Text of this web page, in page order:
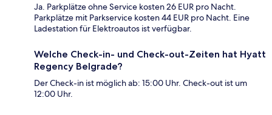
Ja. Parkplätze ohne Service kosten 26 EUR pro Nacht.
Parkplätze mit Parkservice kosten 44 EUR pro Nacht. Eine
Ladestation für Elektroautos ist verfügbar.
Welche Check-in- und Check-out-Zeiten hat Hyatt
Regency Belgrade?
Der Check-in ist möglich ab: 15:00 Uhr. Check-out ist um
12:00 Uhr.